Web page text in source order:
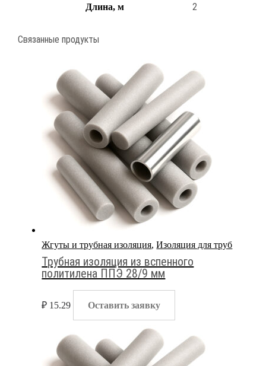
Длина, м 2
Связанные продукты
Жгуты и трубная изоляция,Изоляция для труб
Трубная изоляция из вспенного
политилена ППЭ 28/9 мм
₽ 15.29 Оставить заявку